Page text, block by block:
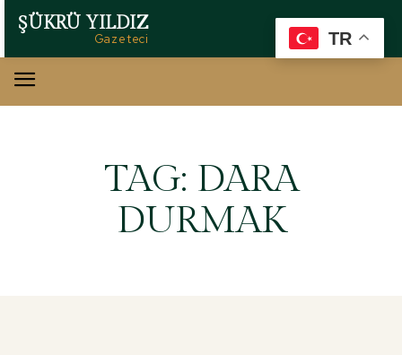
ŞÜKRÜ YILDIZ
Gazeteci
TAG: DARA
DURMAK
TR